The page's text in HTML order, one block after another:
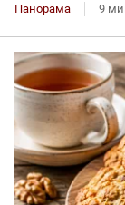
Панорама 9